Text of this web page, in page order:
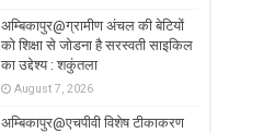
अम्बिकापुर@ग्रामीण अंचल की बेटियों
को शिक्षा से जोडना है सरस्वती साइकिल
का उद्देश्य : शकुंतला
August 7, 2026
अम्बिकापुर@एचपीवी विशेष टीकाकरण